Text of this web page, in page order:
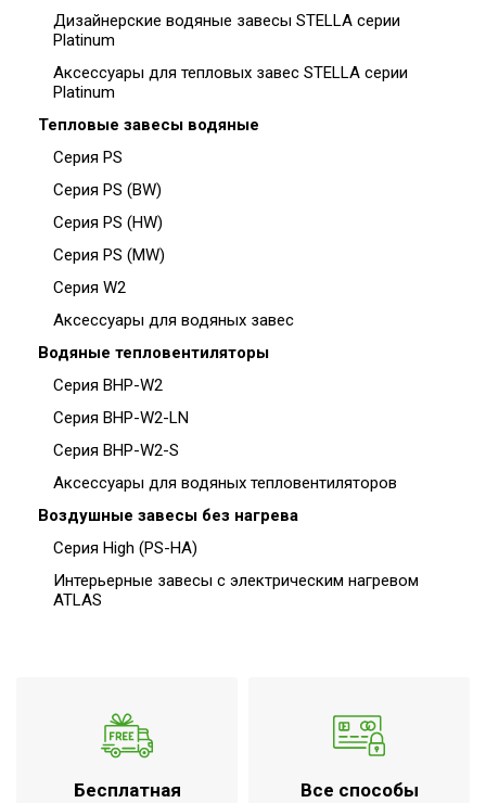
Дизайнерские водяные завесы STELLA серии
Platinum
Аксессуары для тепловых завес STELLA серии
Platinum
Тепловые завесы водяные
Серия PS
Серия PS (BW)
Серия PS (HW)
Серия PS (MW)
Серия W2
Аксессуары для водяных завес
Водяные тепловентиляторы
Серия BHP-W2
Серия BHP-W2-LN
Серия BHP-W2-S
Аксессуары для водяных тепловентиляторов
Воздушные завесы без нагрева
Серия High (PS-HA)
Интерьерные завесы c электрическим нагревом
ATLAS
Бесплатная
Все способы